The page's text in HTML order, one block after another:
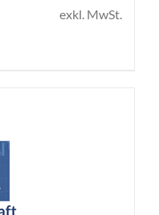
exkl. MwSt.